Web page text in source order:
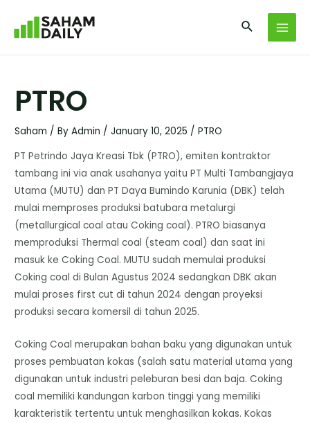
PTRO
Saham / ByAdmin /January 10, 2025 /PTRO
PT Petrindo Jaya Kreasi Tbk (PTRO), emiten kontraktor
tambang ini via anak usahanya yaitu PT Multi Tambangjaya
Utama (MUTU) dan PT Daya Bumindo Karunia (DBK) telah
mulai memproses produksi batubara metalurgi
(metallurgical coal atau Coking coal). PTRO biasanya
memproduksi Thermal coal (steam coal) dan saat ini
masuk ke Coking Coal. MUTU sudah memulai produksi
Coking coal di Bulan Agustus 2024 sedangkan DBK akan
mulai proses first cut di tahun 2024 dengan proyeksi
produksi secara komersil di tahun 2025.
Coking Coal merupakan bahan baku yang digunakan untuk
proses pembuatan kokas (salah satu material utama yang
digunakan untuk industri peleburan besi dan baja. Coking
coal memiliki kandungan karbon tinggi yang memiliki
karakteristik tertentu untuk menghasilkan kokas. Kokas